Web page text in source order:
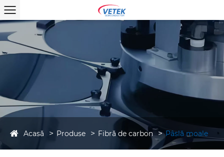
Acasă Produse Fibră de carbon Pâslă moale